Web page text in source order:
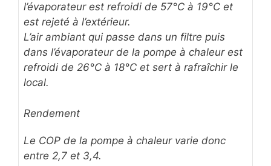
l’évaporateur est refroidi de 57°C à 19°C et
est rejeté à l’extérieur.
L’air ambiant qui passe dans un filtre puis
dans l’évaporateur de la pompe à chaleur est
refroidi de 26°C à 18°C et sert à rafraîchir le
local.
Rendement
Le COP de la pompe à chaleur varie donc
entre 2,7 et 3,4.